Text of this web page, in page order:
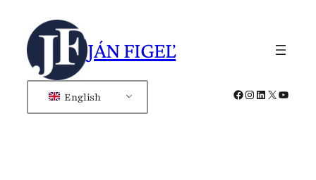
content
JÁN FIGEĽ
English Facebook
Instagram
LinkedIn
X